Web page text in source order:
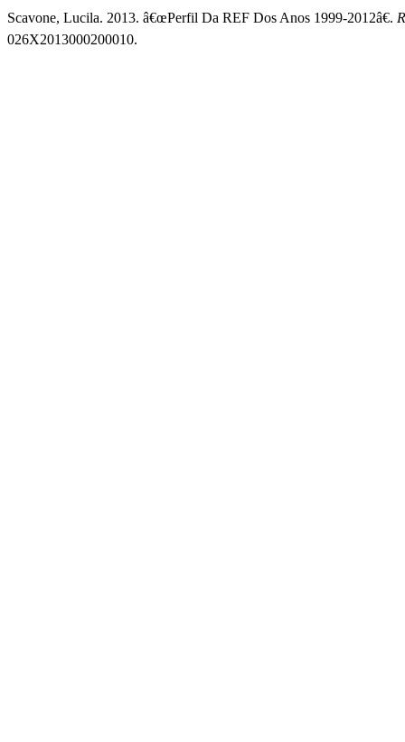
Scavone, Lucila. 2013. â€œPerfil Da REF Dos Anos 1999-2012â€.
026X2013000200010.